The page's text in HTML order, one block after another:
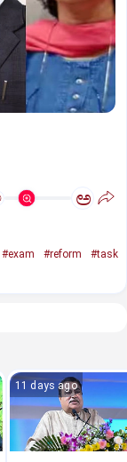
ಅ
#exam #reform
#task
11 days ago